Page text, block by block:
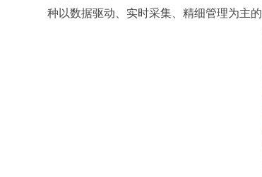
种以数据驱动、实时采集、精细管理为主